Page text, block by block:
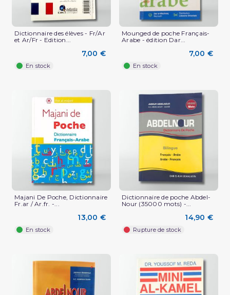
Dictionnaire des élèves - Fr/Ar
et Ar/Fr - Edition...
7,00 €
En stock
Mounged de poche Français-
Arabe - édition Dar...
7,00 €
En stock
Majani De Poche, Dictionnaire
Fr.ar / Ar.fr. -...
13,00 €
En stock
Dictionnaire de poche Abdel-
Nour (35000 mots) -...
14,90 €
Rupture de stock